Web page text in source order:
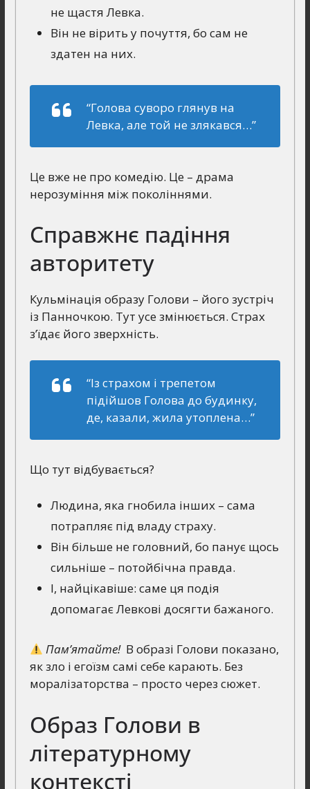
не щастя Левка.
Він не вірить у почуття, бо сам не
здатен на них.
“Голова суворо глянув на
Левка, але той не злякався…”
Це вже не про комедію. Це – драма
нерозуміння між поколіннями.
Справжнє падіння
авторитету
Кульмінація образу Голови – його зустріч
із Панночкою. Тут усе змінюється. Страх
з’їдає його зверхність.
“Із страхом і трепетом
підійшов Голова до будинку,
де, казали, жила утоплена…”
Що тут відбувається?
Людина, яка гнобила інших – сама
потрапляє під владу страху.
Він більше не головний, бо панує щось
сильніше – потойбічна правда.
І, найцікавіше: саме ця подія
допомагає Левкові досягти бажаного.
Пам’ятайте!В образі Голови показано,
як зло і егоїзм самі себе карають. Без
моралізаторства – просто через сюжет.
Образ Голови в
літературному
контексті